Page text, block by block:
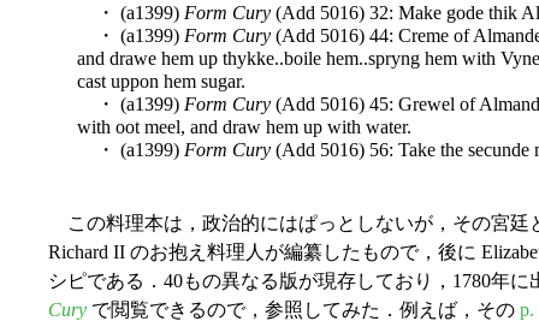
・ (a1399) Form Cury (Add 5016) 32: Make gode thik
・ (a1399) Form Cury (Add 5016) 44: Creme of
and drawe hem up thykke..boile hem..spryng hem with
cast uppon hem sugar.
・ (a1399) Form Cury (Add 5016) 45: Grewel of
with oot meel, and draw hem up with water.
・ (a1399) Form Cury (Add 5016) 56: Take the secunde
この料理本は，政治的にはぱっとしないが，その宮廷
Richard II のお抱え料理人が編纂したもので，後に
シピである．40もの異なる版が現存しており，1780年
Cury で閲覧できるので，参照してみた．例えば，その p.